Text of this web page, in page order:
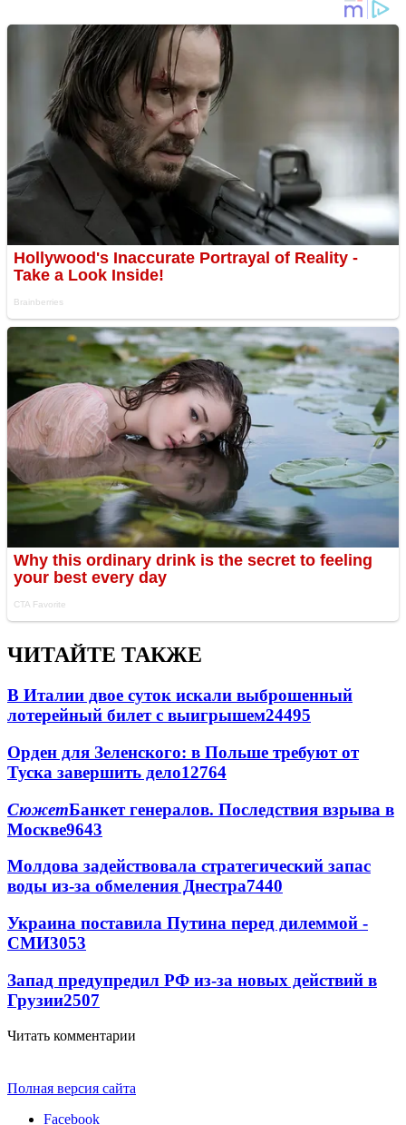
ЧИТАЙТЕ ТАКЖЕ
В Италии двое суток искали выброшенный
лотерейный билет с выигрышем24495
Орден для Зеленского: в Польше требуют от
Туска завершить дело12764
СюжетБанкет генералов. Последствия взрыва в
Москве9643
Молдова задействовала стратегический запас
воды из-за обмеления Днестра7440
Украина поставила Путина перед дилеммой -
СМИ3053
Запад предупредил РФ из-за новых действий в
Грузии2507
Читать комментарии
Полная версия сайта
Facebook